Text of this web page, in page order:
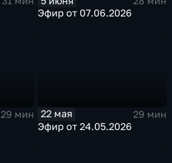
Эфир от 07.06.2026
29 мин
22 мая
29 мин
Эфир от 24.05.2026